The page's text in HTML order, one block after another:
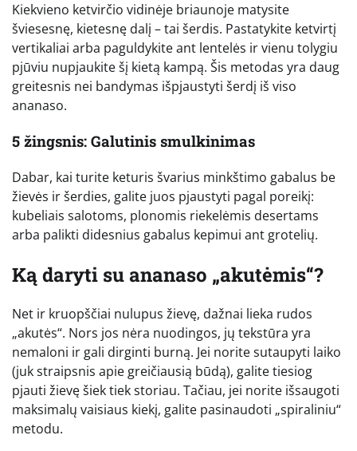
Kiekvieno ketvirčio vidinėje briaunoje matysite
šviesesnę, kietesnę dalį – tai šerdis. Pastatykite ketvirtį
vertikaliai arba paguldykite ant lentelės ir vienu tolygiu
pjūviu nupjaukite šį kietą kampą. Šis metodas yra daug
greitesnis nei bandymas išpjaustyti šerdį iš viso
ananaso.
5 žingsnis: Galutinis smulkinimas
Dabar, kai turite keturis švarius minkštimo gabalus be
žievės ir šerdies, galite juos pjaustyti pagal poreikį:
kubeliais salotoms, plonomis riekelėmis desertams
arba palikti didesnius gabalus kepimui ant grotelių.
Ką daryti su ananaso „akutėmis“?
Net ir kruopščiai nulupus žievę, dažnai lieka rudos
„akutės“. Nors jos nėra nuodingos, jų tekstūra yra
nemaloni ir gali dirginti burną. Jei norite sutaupyti laiko
(juk straipsnis apie greičiausią būdą), galite tiesiog
pjauti žievę šiek tiek storiau. Tačiau, jei norite išsaugoti
maksimalų vaisiaus kiekį, galite pasinaudoti „spiraliniu“
metodu.